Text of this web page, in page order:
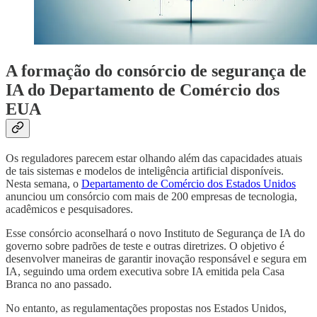
A formação do consórcio de segurança de
IA do Departamento de Comércio dos
EUA
Os reguladores parecem estar olhando além das capacidades atuais
de tais sistemas e modelos de inteligência artificial disponíveis.
Nesta semana, o Departamento de Comércio dos Estados Unidos
anunciou um consórcio com mais de 200 empresas de tecnologia,
acadêmicos e pesquisadores.
Esse consórcio aconselhará o novo Instituto de Segurança de IA do
governo sobre padrões de teste e outras diretrizes. O objetivo é
desenvolver maneiras de garantir inovação responsável e segura em
IA, seguindo uma ordem executiva sobre IA emitida pela Casa
Branca no ano passado.
No entanto, as regulamentações propostas nos Estados Unidos,